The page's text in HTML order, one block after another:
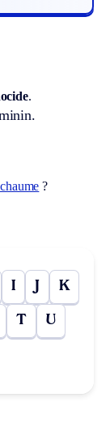
.
chaume ?
I J K
T U